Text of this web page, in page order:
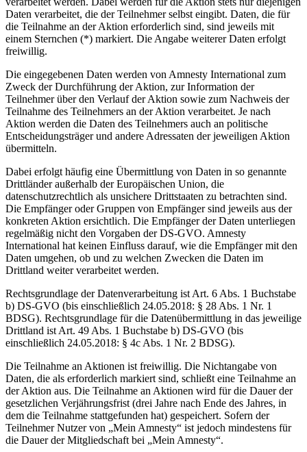
Daten verarbeitet, die der Teilnehmer selbst eingibt. Daten, die für
die Teilnahme an der Aktion erforderlich sind, sind jeweils mit
einem Sternchen (*) markiert. Die Angabe weiterer Daten erfolgt
freiwillig.
Die eingegebenen Daten werden von Amnesty International zum
Zweck der Durchführung der Aktion, zur Information der
Teilnehmer über den Verlauf der Aktion sowie zum Nachweis der
Teilnahme des Teilnehmers an der Aktion verarbeitet. Je nach
Aktion werden die Daten des Teilnehmers auch an politische
Entscheidungsträger und andere Adressaten der jeweiligen Aktion
übermitteln.
Dabei erfolgt häufig eine Übermittlung von Daten in so genannte
Drittländer außerhalb der Europäischen Union, die
datenschutzrechtlich als unsichere Drittstaaten zu betrachten sind.
Die Empfänger oder Gruppen von Empfänger sind jeweils aus der
konkreten Aktion ersichtlich. Die Empfänger der Daten unterliegen
regelmäßig nicht den Vorgaben der DS-GVO. Amnesty
International hat keinen Einfluss darauf, wie die Empfänger mit den
Daten umgehen, ob und zu welchen Zwecken die Daten im
Drittland weiter verarbeitet werden.
Rechtsgrundlage der Datenverarbeitung ist Art. 6 Abs. 1 Buchstabe
b) DS-GVO (bis einschließlich 24.05.2018: § 28 Abs. 1 Nr. 1
BDSG). Rechtsgrundlage für die Datenübermittlung in das jeweilige
Drittland ist Art. 49 Abs. 1 Buchstabe b) DS-GVO (bis
einschließlich 24.05.2018: § 4c Abs. 1 Nr. 2 BDSG).
Die Teilnahme an Aktionen ist freiwillig. Die Nichtangabe von
Daten, die als erforderlich markiert sind, schließt eine Teilnahme an
der Aktion aus. Die Teilnahme an Aktionen wird für die Dauer der
gesetzlichen Verjährungsfrist (drei Jahre nach Ende des Jahres, in
dem die Teilnahme stattgefunden hat) gespeichert. Sofern der
Teilnehmer Nutzer von „Mein Amnesty“ ist jedoch mindestens für
die Dauer der Mitgliedschaft bei „Mein Amnesty“.